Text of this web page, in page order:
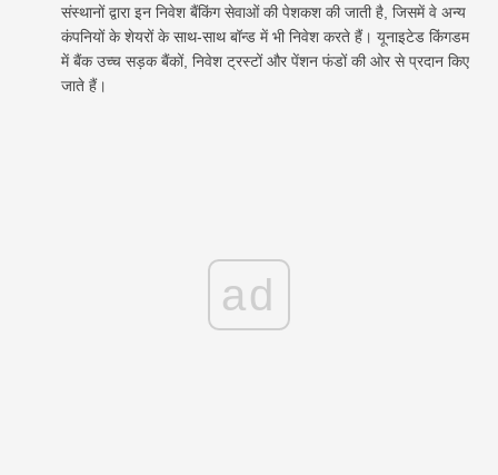
संस्थानों द्वारा इन निवेश बैंकिंग सेवाओं की पेशकश की जाती है, जिसमें वे अन्य
कंपनियों के शेयरों के साथ-साथ बॉन्ड में भी निवेश करते हैं। यूनाइटेड किंगडम
में बैंक उच्च सड़क बैंकों, निवेश ट्रस्टों और पेंशन फंडों की ओर से प्रदान किए
जाते हैं।
ad